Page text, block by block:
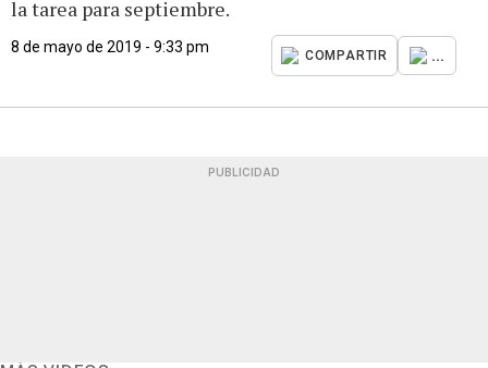
la tarea para septiembre.
8 de mayo de 2019 - 9:33 pm
COMPARTIR ...
PUBLICIDAD